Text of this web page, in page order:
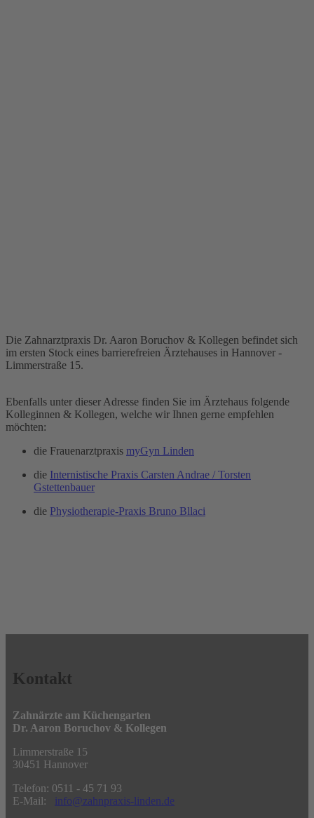
Die Zahnarztpraxis Dr. Aaron Boruchov & Kollegen befindet sich
im ersten Stock eines barrierefreien Ärztehauses in Hannover -
Limmerstraße 15.
Ebenfalls unter dieser Adresse finden Sie im Ärztehaus folgende
Kolleginnen & Kollegen, welche wir Ihnen gerne empfehlen
möchten:
die Frauenarztpraxis myGyn Linden
die Internistische Praxis Carsten Andrae / Torsten
Gstettenbauer
die Physiotherapie-Praxis Bruno Bllaci
Kontakt
Zahnärzte am Küchengarten
Dr. Aaron Boruchov & Kollegen
Limmerstraße 15
30451 Hannover
Telefon: 0511 - 45 71 93
E-Mail: info@zahnpraxis-linden.de